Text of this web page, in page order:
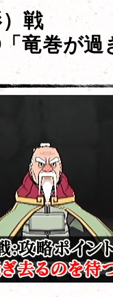
戦
竜巻が過